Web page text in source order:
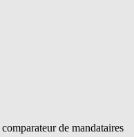
de mandataires